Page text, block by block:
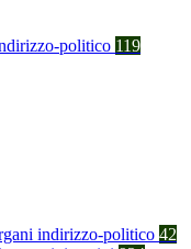
politico 119
indirizzo-politico 42